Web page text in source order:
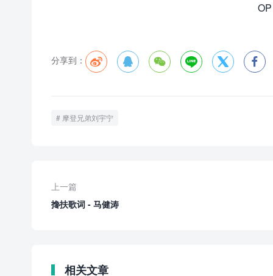
分享到：      
摩登兄弟刘宇宁
上一篇
搀扶歌词 - 马健涛
相关文章